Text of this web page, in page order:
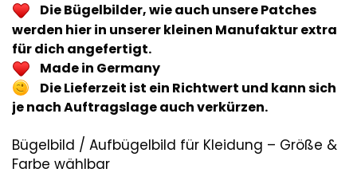
Die Bügelbilder, wie auch unsere Patches
werden hier in unserer kleinen Manufaktur extra
für dich angefertigt.
Made in Germany
Die Lieferzeit ist ein Richtwert und kann sich
je nach Auftragslage auch verkürzen.
Bügelbild / Aufbügelbild für Kleidung – Größe &
Farbe wählbar